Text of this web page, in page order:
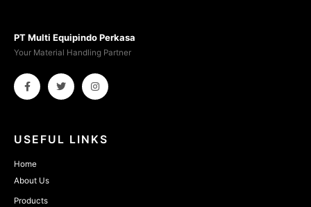
PT Multi Equipindo Perkasa
Your Material Handling Partner
USEFUL LINKS
Home
About Us
Products